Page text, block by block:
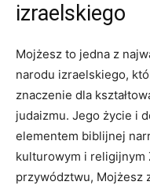
izraelskiego
Mojżesz ⁣to jedna z
narodu izraelskiego,
znaczenie ‌dla
judaizmu. Jego ‌życie i
elementem biblijnej
kulturowym i religijnym
przywództwu, Mojżesz